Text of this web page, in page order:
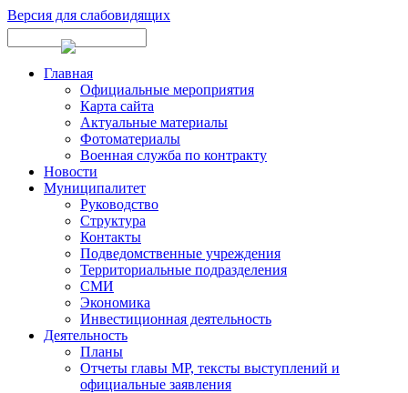
Версия для слабовидящих
Главная
Официальные мероприятия
Карта сайта
Актуальные материалы
Фотоматериалы
Военная служба по контракту
Новости
Муниципалитет
Руководство
Структура
Контакты
Подведомственные учреждения
Территориальные подразделения
СМИ
Экономика
Инвестиционная деятельность
Деятельность
Планы
Отчеты главы МР, тексты выступлений и
официальные заявления